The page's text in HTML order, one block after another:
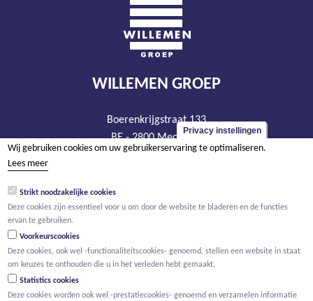
WILLEMEN GROEP
Boerenkrijgstraat 133
BE - 2800 Mechelen
tel +32 15 569 965
BTW BE 0466.256.432
Privacy instellingen
Wij gebruiken cookies om uw gebruikerservaring te optimaliseren.
Lees meer
Strikt noodzakelijke cookies
Deze cookies zijn essentieel voor u om door de website te bladeren en de functies
ervan te gebruiken.
Voorkeurscookies
Deze cookies, ook wel -functionaliteitscookies- genoemd, stellen een website in staat
om keuzes te onthouden die u in het verleden hebt gemaakt.
Statistics cookies
Deze cookies worden ook wel -prestatiecookies- genoemd en verzamelen informatie